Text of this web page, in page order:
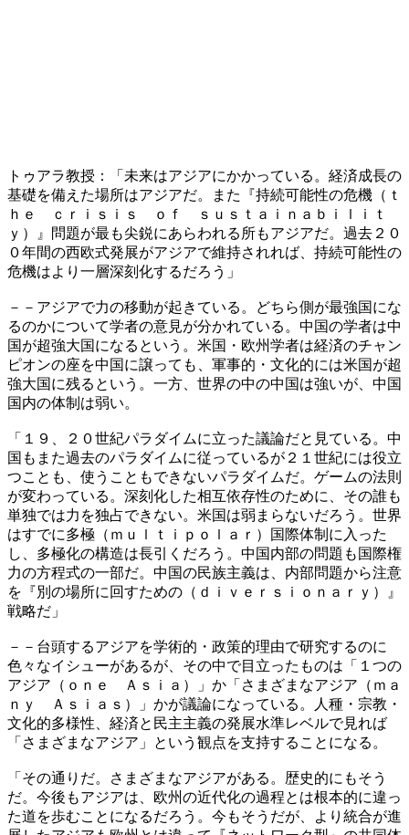
トゥアラ教授：「未来はアジアにかかっている。経済成長の
基礎を備えた場所はアジアだ。また『持続可能性の危機（ｔ
ｈｅ ｃｒｉｓｉｓ ｏｆ ｓｕｓｔａｉｎａｂｉｌｉｔ
ｙ）』問題が最も尖鋭にあらわれる所もアジアだ。過去２０
０年間の西欧式発展がアジアで維持されれば、持続可能性の
危機はより一層深刻化するだろう」
－－アジアで力の移動が起きている。どちら側が最強国にな
るのかについて学者の意見が分かれている。中国の学者は中
国が超強大国になるという。米国・欧州学者は経済のチャン
ピオンの座を中国に譲っても、軍事的・文化的には米国が超
強大国に残るという。一方、世界の中の中国は強いが、中国
国内の体制は弱い。
「１９、２０世紀パラダイムに立った議論だと見ている。中
国もまた過去のパラダイムに従っているが２１世紀には役立
つことも、使うこともできないパラダイムだ。ゲームの法則
が変わっている。深刻化した相互依存性のために、その誰も
単独では力を独占できない。米国は弱まらないだろう。世界
はすでに多極（ｍｕｌｔｉｐｏｌａｒ）国際体制に入った
し、多極化の構造は長引くだろう。中国内部の問題も国際権
力の方程式の一部だ。中国の民族主義は、内部問題から注意
を『別の場所に回すための（ｄｉｖｅｒｓｉｏｎａｒｙ）』
戦略だ」
－－台頭するアジアを学術的・政策的理由で研究するのに
色々なイシューがあるが、その中で目立ったものは「１つの
アジア（ｏｎｅ Ａｓｉａ）」か「さまざまなアジア（ｍａ
ｎｙ Ａｓｉａｓ）」かが議論になっている。人種・宗教・
文化的多様性、経済と民主主義の発展水準レベルで見れば
「さまざまなアジア」という観点を支持することになる。
「その通りだ。さまざまなアジアがある。歴史的にもそう
だ。今後もアジアは、欧州の近代化の過程とは根本的に違っ
た道を歩むことになるだろう。今もそうだが、より統合が進